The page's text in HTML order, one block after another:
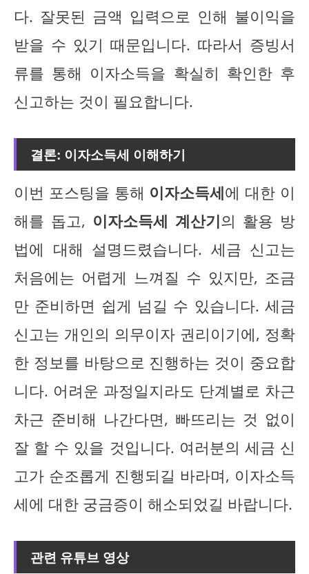
다. 잘못된 금액 입력으로 인해 불이익을
받을 수 있기 때문입니다. 따라서 증빙서
류를 통해 이자소득을 확실히 확인한 후
신고하는 것이 필요합니다.
결론: 이자소득세 이해하기
이번 포스팅을 통해 이자소득세에 대한 이
해를 돕고, 이자소득세 계산기의 활용 방
법에 대해 설명드렸습니다. 세금 신고는
처음에는 어렵게 느껴질 수 있지만, 조금
만 준비하면 쉽게 넘길 수 있습니다. 세금
신고는 개인의 의무이자 권리이기에, 정확
한 정보를 바탕으로 진행하는 것이 중요합
니다. 어려운 과정일지라도 단계별로 차근
차근 준비해 나간다면, 빠뜨리는 것 없이
잘 할 수 있을 것입니다. 여러분의 세금 신
고가 순조롭게 진행되길 바라며, 이자소득
세에 대한 궁금증이 해소되었길 바랍니다.
관련 유튜브 영상